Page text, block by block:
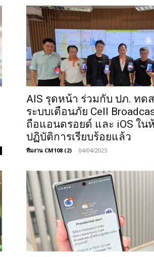
AIS รุดหน้า ร่วมกับ ปภ. ทด
ระบบเตือนภัย Cell
ถือแอนดรอยด์ และ iOS ใน
ปฏิบัติการเรียบร้อยแล้ว
ทีมงาน CM108 (2) - 04/04/2025